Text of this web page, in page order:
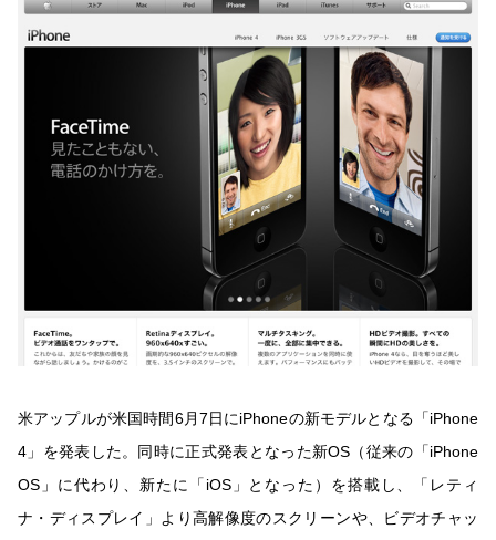
米アップルが米国時間6月7日にiPhoneの新モデルとなる「iPhone
4」を発表した。同時に正式発表となった新OS（従来の「iPhone
OS」に代わり、新たに「iOS」となった）を搭載し、「レティ
ナ・ディスプレイ」より高解像度のスクリーンや、ビデオチャッ